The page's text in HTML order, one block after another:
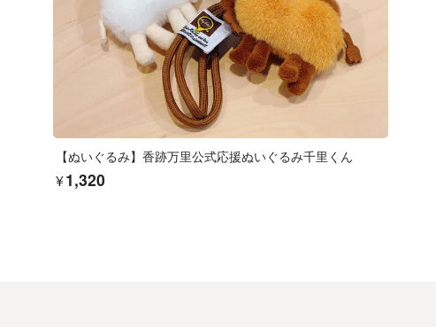
【ぬいぐるみ】香跡万里公式応援ぬいぐるみ千里くん
¥1,320